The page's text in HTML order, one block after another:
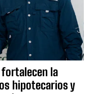
fortalecen la
hipotecarios y